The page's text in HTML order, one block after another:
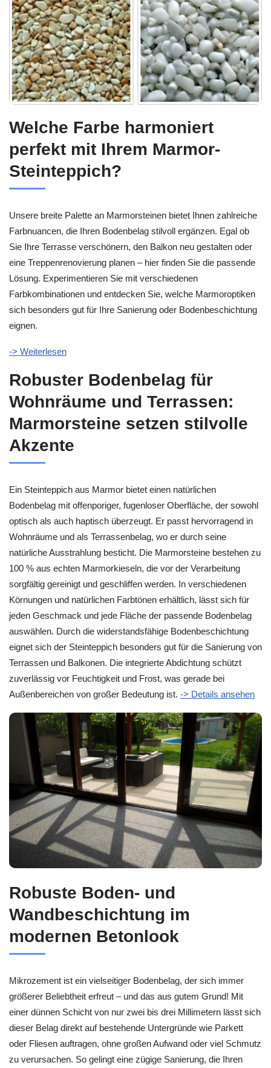
Welche Farbe harmoniert
perfekt mit Ihrem Marmor-
Steinteppich?
Unsere breite Palette an Marmorsteinen bietet Ihnen zahlreiche
Farbnuancen, die Ihren Bodenbelag stilvoll ergänzen. Egal ob
Sie Ihre Terrasse verschönern, den Balkon neu gestalten oder
eine Treppenrenovierung planen – hier finden Sie die passende
Lösung. Experimentieren Sie mit verschiedenen
Farbkombinationen und entdecken Sie, welche Marmoroptiken
sich besonders gut für Ihre Sanierung oder Bodenbeschichtung
eignen.
-> Weiterlesen
Robuster Bodenbelag für
Wohnräume und Terrassen:
Marmorsteine setzen stilvolle
Akzente
Ein Steinteppich aus Marmor bietet einen natürlichen
Bodenbelag mit offenporiger, fugenloser Oberfläche, der sowohl
optisch als auch haptisch überzeugt. Er passt hervorragend in
Wohnräume und als Terrassenbelag, wo er durch seine
natürliche Ausstrahlung besticht. Die Marmorsteine bestehen zu
100 % aus echten Marmorkieseln, die vor der Verarbeitung
sorgfältig gereinigt und geschliffen werden. In verschiedenen
Körnungen und natürlichen Farbtönen erhältlich, lässt sich für
jeden Geschmack und jede Fläche der passende Bodenbelag
auswählen. Durch die widerstandsfähige Bodenbeschichtung
eignet sich der Steinteppich besonders gut für die Sanierung von
Terrassen und Balkonen. Die integrierte Abdichtung schützt
zuverlässig vor Feuchtigkeit und Frost, was gerade bei
Außenbereichen von großer Bedeutung ist. -> Details ansehen
Robuste Boden- und
Wandbeschichtung im
modernen Betonlook
Mikrozement ist ein vielseitiger Bodenbelag, der sich immer
größerer Beliebtheit erfreut – und das aus gutem Grund! Mit
einer dünnen Schicht von nur zwei bis drei Millimetern lässt sich
dieser Belag direkt auf bestehende Untergründe wie Parkett
oder Fliesen auftragen, ohne großen Aufwand oder viel Schmutz
zu verursachen. So gelingt eine zügige Sanierung, die Ihren